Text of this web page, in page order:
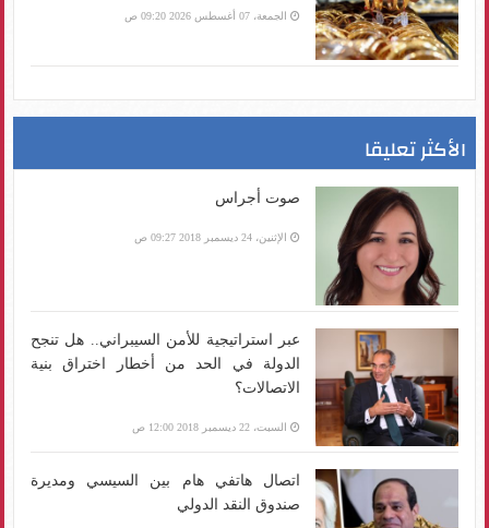
الجمعة، 07 أغسطس 2026 09:20 ص
الأكثر تعليقا
صوت أجراس
الإثنين، 24 ديسمبر 2018 09:27 ص
عبر استراتيجية للأمن السيبراني.. هل تنجح
الدولة في الحد من أخطار اختراق بنية
الاتصالات؟
السبت، 22 ديسمبر 2018 12:00 ص
اتصال هاتفي هام بين السيسي ومديرة
صندوق النقد الدولي